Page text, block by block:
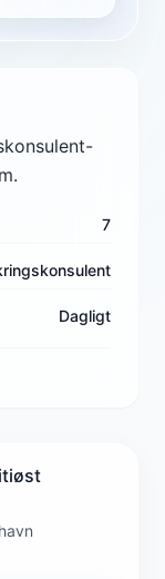
7
Dagligt